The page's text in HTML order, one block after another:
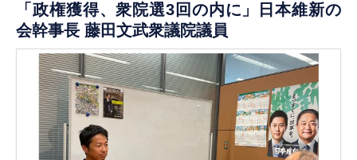
「政権獲得、衆院選3回の内に」日本維新の
会幹事長 藤田文武衆議院議員